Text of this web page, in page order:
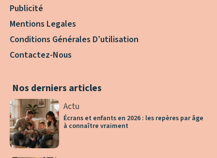
Publicité
Mentions Legales
Conditions Générales D’utilisation
Contactez-Nous
Nos derniers articles
Actu
Écrans et enfants en 2026 : les repères par âge
à connaître vraiment